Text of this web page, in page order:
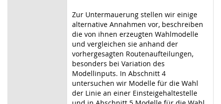
Zur Untermauerung stellen wir einige
alternative Annahmen vor, beschreiben
die von ihnen erzeugten Wahlmodelle
und vergleichen sie anhand der
vorhergesagten Routenaufteilungen,
besonders bei Variation des
Modellinputs. In Abschnitt 4
untersuchen wir Modelle für die Wahl
der Linie an einer Einsteigehaltestelle